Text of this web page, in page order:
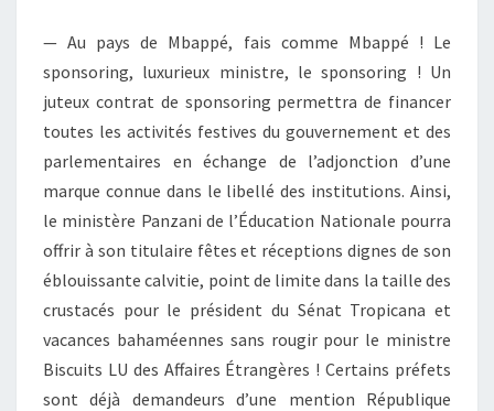
— Au pays de Mbappé, fais comme Mbappé ! Le
sponsoring, luxurieux ministre, le sponsoring ! Un
juteux contrat de sponsoring permettra de financer
toutes les activités festives du gouvernement et des
parlementaires en échange de l’adjonction d’une
marque connue dans le libellé des institutions. Ainsi,
le ministère Panzani de l’Éducation Nationale pourra
offrir à son titulaire fêtes et réceptions dignes de son
éblouissante calvitie, point de limite dans la taille des
crustacés pour le président du Sénat Tropicana et
vacances bahaméennes sans rougir pour le ministre
Biscuits LU des Affaires Étrangères ! Certains préfets
sont déjà demandeurs d’une mention République